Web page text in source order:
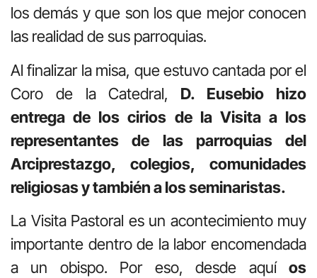
los demás y que son los que mejor conocen
las realidad de sus parroquias.
Al finalizar la misa, que estuvo cantada por el
Coro de la Catedral, D. Eusebio hizo
entrega de los cirios de la Visita a los
representantes de las parroquias del
Arciprestazgo, colegios, comunidades
religiosas y también a los seminaristas.
La Visita Pastoral es un acontecimiento muy
importante dentro de la labor encomendada
a un obispo. Por eso, desde aquí os